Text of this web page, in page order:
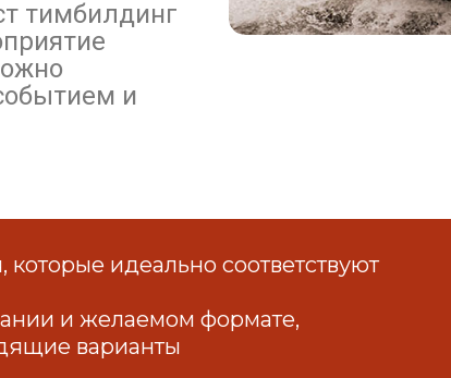
тимбилдинг
и
идеально соответствуют
и желаемом формате,
варианты